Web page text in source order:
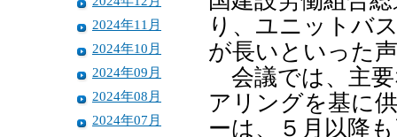
2024年11月
2024年10月
2024年09月
2024年08月
2024年07月
り、ユニットバ
が長いといった
会議では、主要
アリングを基に
ーは、５月以降